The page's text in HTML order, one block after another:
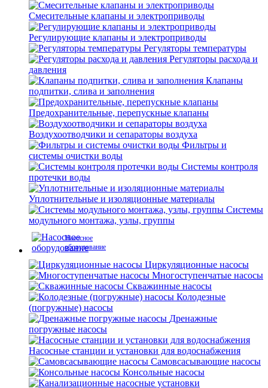
Смесительные клапаны и электроприводы
Регулирующие клапаны и электроприводы
Регуляторы температуры
Регуляторы расхода и
давления
Клапаны
подпитки, слива и заполнения
Предохранительные, перепускные клапаны
Воздухоотводчики и сепараторы воздуха
Фильтры и
системы очистки воды
Системы контроля
протечки воды
Уплотнительные и изоляционные материалы
Системы
модульного монтажа, узлы, группы
Насосное
оборудование
Циркуляционные насосы
Многоступенчатые насосы
Скважинные насосы
Колодезные
(погружные) насосы
Дренажные
погружные насосы
Насосные станции и установки для водоснабжения
Самовсасывающие насосы
Консольные насосы